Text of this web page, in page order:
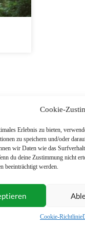
Cookie-
Erlebnis zu bieten,
zu speichern und/oder
wir Daten wie das
du deine Zustimmung nicht
beeinträchtigt werden.
Cookie-Richtlinie